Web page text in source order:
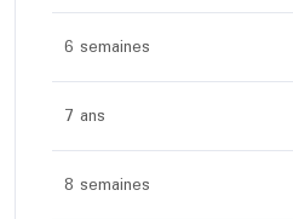
6 semaines
7 ans
8 semaines